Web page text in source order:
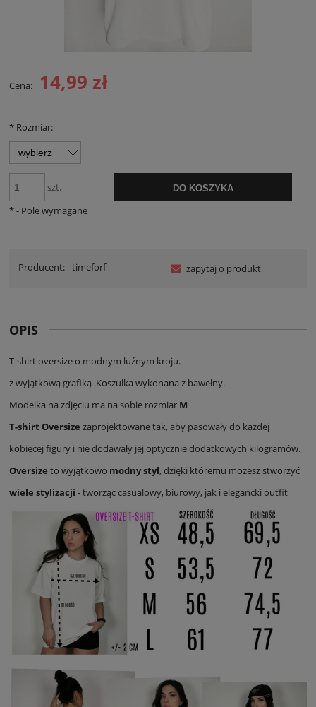
Cena: 14,99 zł
* Rozmiar:
szt. DO KOSZYKA
*- Pole wymagane
Producent: timeforf zapytaj o produkt
OPIS
T-shirt oversize o modnym luźnym kroju.
z wyjątkową grafiką .Koszulka wykonana z bawełny.
Modelka na zdjęciu ma na sobie rozmiar M
T-shirt Oversize zaprojektowane tak, aby pasowały do każdej
kobiecej figury i nie dodawały jej optycznie dodatkowych kilogramów.
Oversize to wyjątkowo modny styl, dzięki któremu możesz stworzyć
wiele stylizacji - tworząc casualowy, biurowy, jak i elegancki outfit